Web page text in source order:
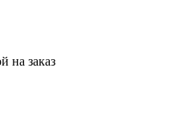
на заказ